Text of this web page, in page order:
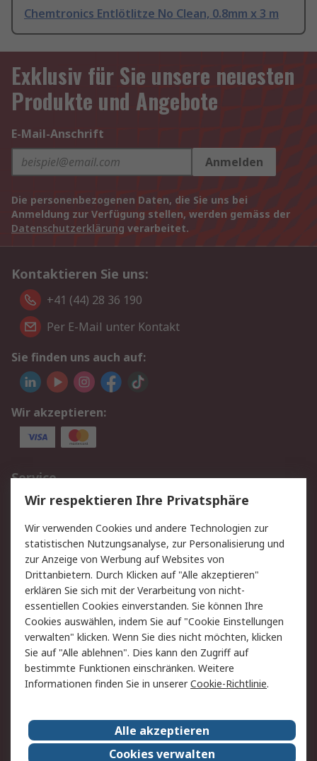
Chemtronics Entlötlitze No Clean, 0.8mm x 3 m
Exklusiv für Sie unsere neuesten
Produkte und Angebote
E-Mail-Anschrift
Anmelden
Die personenbezogenen Daten, die Sie uns bei
Anmeldung zur Verfügung stellen, werden gemäss der
Datenschutzerklärung verarbeitet.
Kontaktieren Sie uns:
+41 (44) 28 36 190
Per E-Mail unter Kontakt
Sie finden uns auch auf:
Wir akzeptieren:
Service
Value Added Services
Lieferlösungen
Rücksendungen
Kontakt
Hilfe
Rechtliches
AGB
Datenschutz
Cookie-Richtlinie
Zahlungsbedingungen
Copyright/Impressum
Über RS
Karriere bei RS
Nachhaltigkeit
Qualität/Umwelt/ZertifikatePresse-Center
Wir respektieren Ihre Privatsphäre
Wir verwenden Cookies und andere Technologien zur
statistischen Nutzungsanalyse, zur Personalisierung und
zur Anzeige von Werbung auf Websites von
Drittanbietern. Durch Klicken auf "Alle akzeptieren"
erklären Sie sich mit der Verarbeitung von nicht-
essentiellen Cookies einverstanden. Sie können Ihre
Cookies auswählen, indem Sie auf "Cookie Einstellungen
verwalten" klicken. Wenn Sie dies nicht möchten, klicken
Sie auf "Alle ablehnen". Dies kann den Zugriff auf
bestimmte Funktionen einschränken. Weitere
Informationen finden Sie in unsererCookie-Richtlinie.
Alle akzeptieren
Cookies verwalten